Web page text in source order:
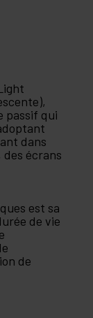
passif qui
dans
écrans
est sa
de vie
de